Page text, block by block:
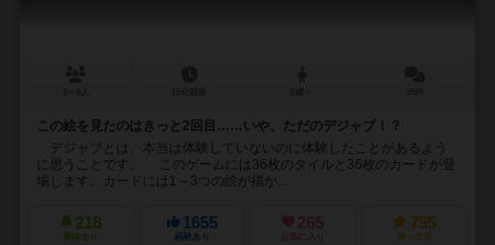
この絵を見たのはきっと2回目……いや、ただのデジャブ！？
デジャブとは、本当は体験していないのに体験したことがあるよう
に思うことです。 このゲームには36枚のタイルと36枚のカードが登
場します。カードには1～3つの絵が描か...
218
興味あり
1655
経験あり
265
お気に入り
755
持ってる